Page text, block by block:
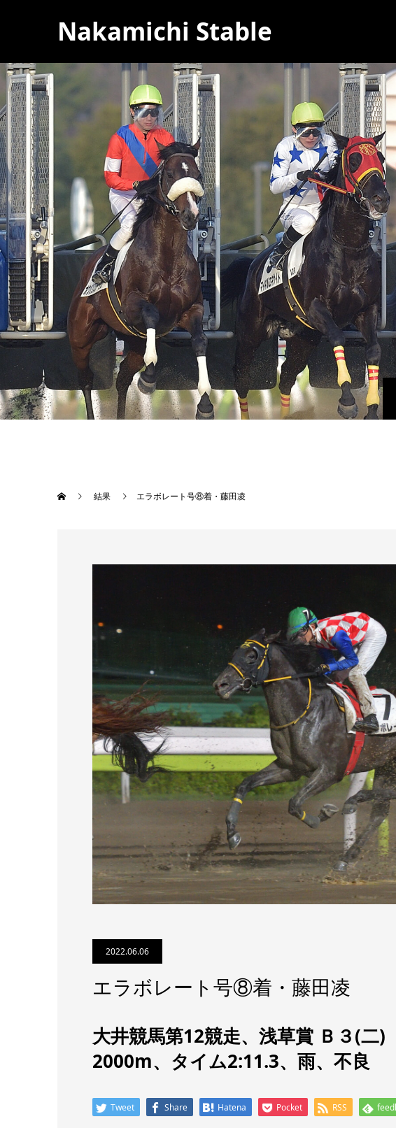
Nakamichi Stable
結果 エラボレート号⑧着・藤田凌
2022.06.06
エラボレート号⑧着・藤田凌
大井競馬第12競走、 浅草賞 Ｂ３(二
2000m、タイム2:11.3、雨、不良
Tweet Share Hatena Pocket RSS